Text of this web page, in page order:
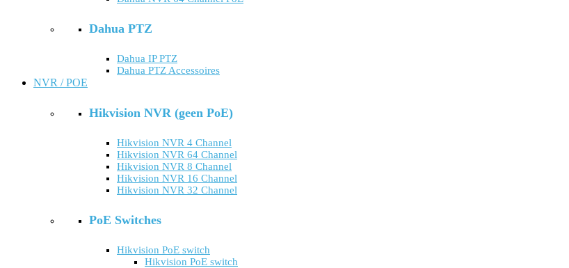
Dahua PTZ
Dahua IP PTZ
Dahua PTZ Accessoires
NVR / POE
Hikvision NVR (geen PoE)
Hikvision NVR 4 Channel
Hikvision NVR 64 Channel
Hikvision NVR 8 Channel
Hikvision NVR 16 Channel
Hikvision NVR 32 Channel
PoE Switches
Hikvision PoE switch
Hikvision PoE switch